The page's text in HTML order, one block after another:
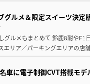
グルメ＆限定スイーツ決定
グルメもまとめて 鈴鹿8耐やF1
エリア／パーキングエリアの店
車に電子制御CVT搭載モ